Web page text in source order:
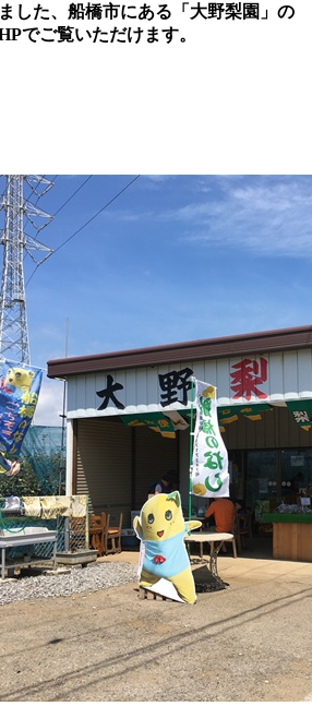
した、 船橋市にある「大野梨園 」 の
でご覧いただけます。